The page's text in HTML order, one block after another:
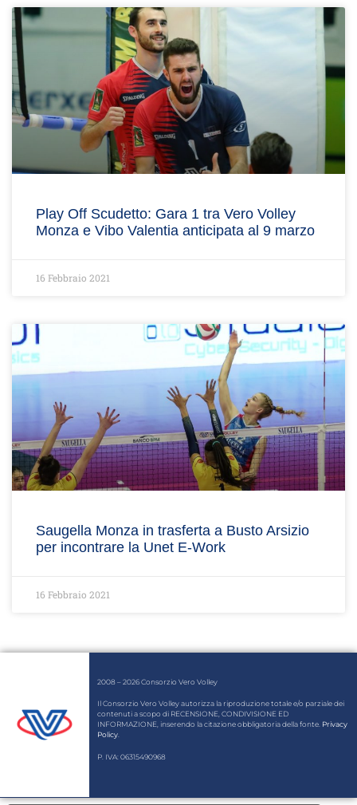
Play Off Scudetto: Gara 1 tra Vero Volley
Monza e Vibo Valentia anticipata al 9 marzo
16 Febbraio 2021
Saugella Monza in trasferta a Busto Arsizio
per incontrare la Unet E-Work
16 Febbraio 2021
2008 – 2026 Consorzio Vero Volley
Il Consorzio Vero Volley autorizza la riproduzione totale e/o parziale dei
contenuti a scopo di RECENSIONE, CONDIVISIONE ED
INFORMAZIONE, inserendo la citazione obbligatoria della fonte. Privacy
Policy.
P. IVA: 06315490968